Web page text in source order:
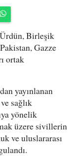
Birleşik
Gazze
ortak
yayınlanan
sağlık
yönelik
üzere sivillerin
ve uluslararası